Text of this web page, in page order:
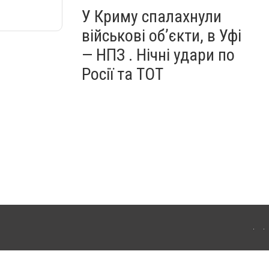
У Криму спалахнули
військові об’єкти, в Уфі
— НПЗ . Нічні удари по
Росії та ТОТ